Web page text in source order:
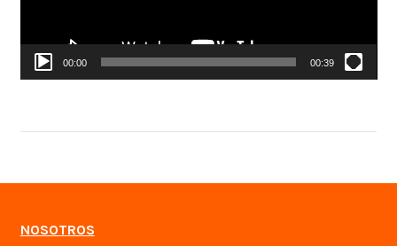
00:00 00:39
NOSOTROS